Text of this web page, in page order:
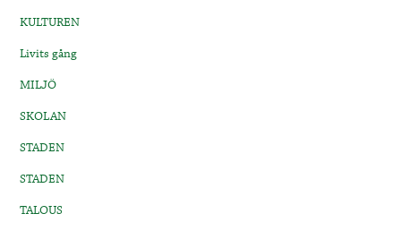
KULTUREN
Livits gång
MILJÖ
SKOLAN
STADEN
STADEN
TALOUS